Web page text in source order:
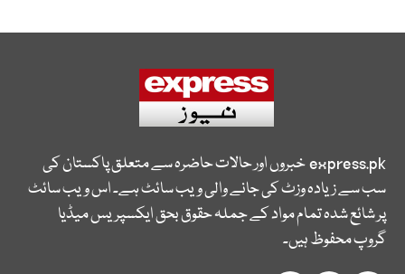
express.pkخبروں اور حالات حاضرہ سے متعلق پاکستان کی
سب سے زیادہ وزٹ کی جانے والی ویب سائٹ ہے۔ اس ویب سائٹ
پر شائع شدہ تمام مواد کے جملہ حقوق بحق ایکسپریس میڈیا
گروپ محفوظ ہیں۔